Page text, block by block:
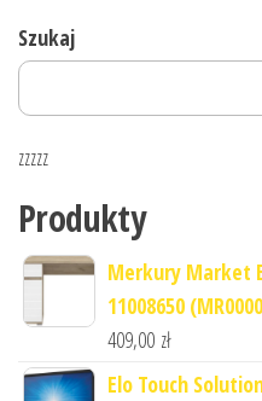
Szukaj
zzzzz
Produkty
Merkury Market
11008650
409,00 zł
Elo Touch